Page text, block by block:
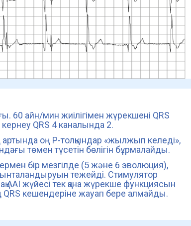
60 айн/мин жиілігімен жүрекшені QRS
QRS 4 каналында 2.
артында оң P-толқындар «жылжып келеді»,
төмен түсетін бөлігін бұрмалайды.
бір мезгілде (5 және 6 эволюция),
тежейді. Стимулятор
AAI жүйесі тек қана жүрекше функциясын
QRS кешендеріне жауап бере алмайды.